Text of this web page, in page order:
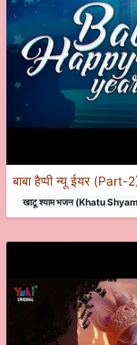
बाबा हैप्पी न्यू ईयर
खाटू श्याम भजन (Khatu